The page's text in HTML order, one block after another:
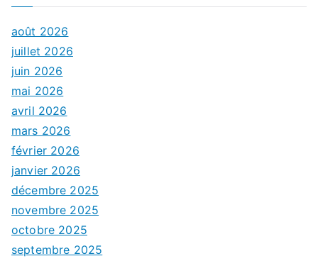
août 2026
juillet 2026
juin 2026
mai 2026
avril 2026
mars 2026
février 2026
janvier 2026
décembre 2025
novembre 2025
octobre 2025
septembre 2025